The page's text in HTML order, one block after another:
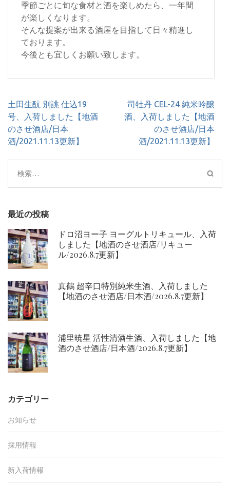
季節ごとに旬な食材と酒を楽しめたら、一年間
が楽しくなります。
そんな提案が出来る酒屋を目指して日々精進し
ております。
今後とも宜しくお願い致します。
投
稿
ナ
ビ
シ
ョ
土田生酛 別誂 仕込19
号、入荷しました【地酒
のさせ酒店/日本
酒/2021.11.13更新】
司牡丹 CEL-24 純米吟醸
酒、入荷しました【地酒
のさせ酒店/日本
酒/2021.11.13更新】
検
索:
最近の投稿
ドロ沼ヨー子 ヨーグルトリキュール、入荷
しました【地酒のさせ酒店/リキュー
ル/2026.8.7更新】
真鶴 超辛口特別純米生酒、入荷しました
【地酒のさせ酒店/日本酒/2026.8.7更新】
浦里暁星 活性清酒生酒、入荷しました【地
酒のさせ酒店/日本酒/2026.8.7更新】
カテゴリー
お知らせ
採用情報
新入荷情報